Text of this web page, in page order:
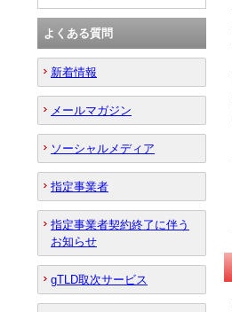
よくある質問
新着情報
メールマガジン
ソーシャルメディア
指定事業者
指定事業者契約終了に伴う
お知らせ
gTLD取次サービス